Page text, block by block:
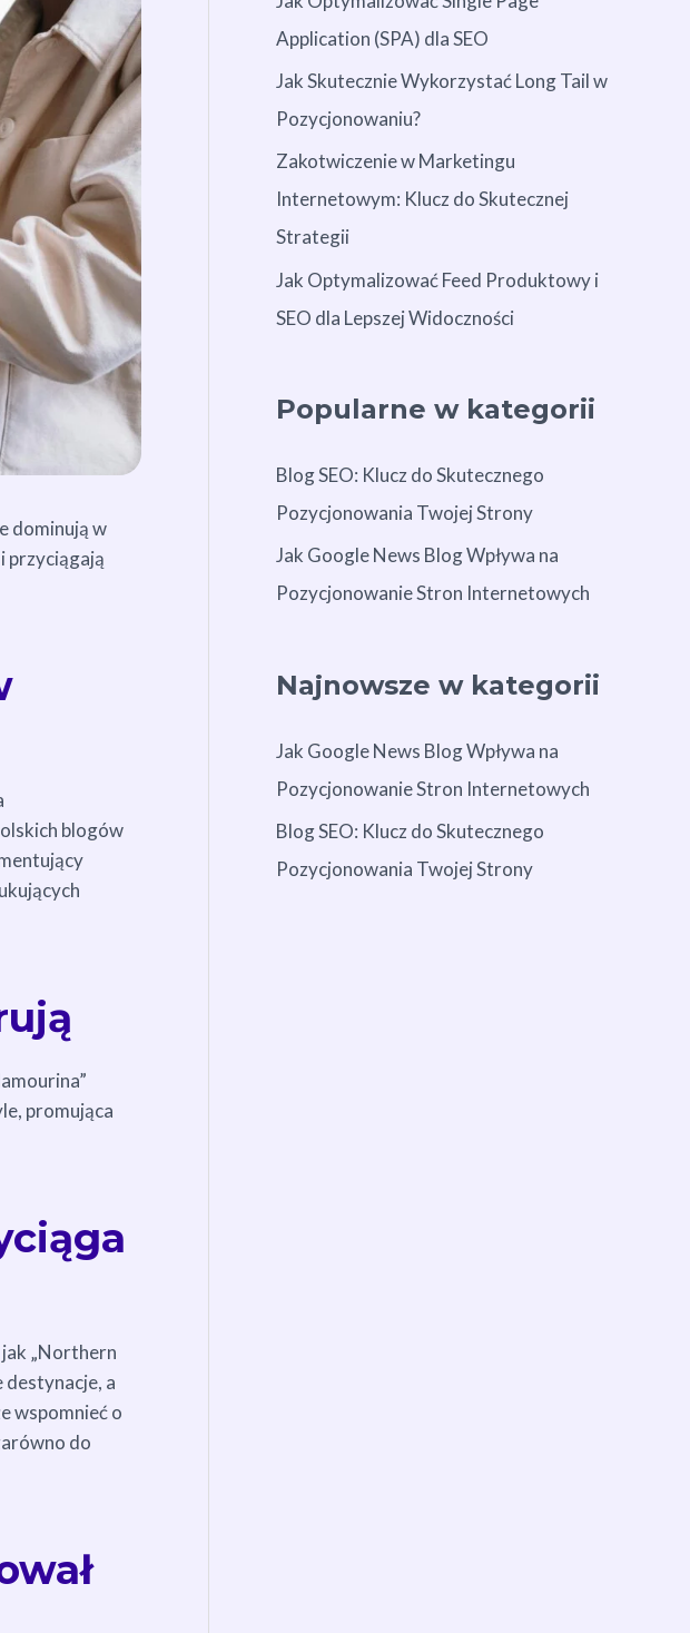
dominują w
przyciągają
blogów
promująca
„Northern
destynacje, a
wspomnieć o
do
Application (SPA) dla SEO
Jak Skutecznie Wykorzystać Long Tail w
Pozycjonowaniu?
Zakotwiczenie w Marketingu
Internetowym: Klucz do Skutecznej
Strategii
Jak Optymalizować Feed Produktowy i
SEO dla Lepszej Widoczności
Popularne w kategorii
Blog SEO: Klucz do Skutecznego
Pozycjonowania Twojej Strony
Jak Google News Blog Wpływa na
Pozycjonowanie Stron Internetowych
Najnowsze w kategorii
Jak Google News Blog Wpływa na
Pozycjonowanie Stron Internetowych
Blog SEO: Klucz do Skutecznego
Pozycjonowania Twojej Strony